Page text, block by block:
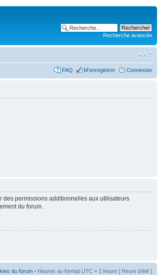
Recherche avancée
FAQ M’enregistrer Connexion
des permissions additionnelles aux utilisateurs
du forum.
du forum • Heures au format UTC + 1 heure [ Heure d’été ]